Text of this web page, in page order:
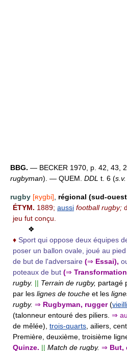
BBG. — BECKER 1970, p. 42, 43,
rugbyman). — QUEM. DDL t. 6 (
rugby [ʀygbi], régional (sud-
ÉTYM. 1889; aussi football rugby;
jeu fut conçu.
❖
♦ Sport qui oppose deux équipes
poser un ballon ovale, joué au
de but de l'adversaire (⇒ Essai),
poteaux de but (⇒
rugby. || Terrain de rugby, partagé
par les lignes de touche et les
rugby. ⇒ Rugbyman, rugger(vieilli
(talonneur entouré des piliers. ⇒
de mêlée), trois-quarts, ailiers,
Première, deuxième, troisième
Quinze. || Match de rugby. ⇒ But,